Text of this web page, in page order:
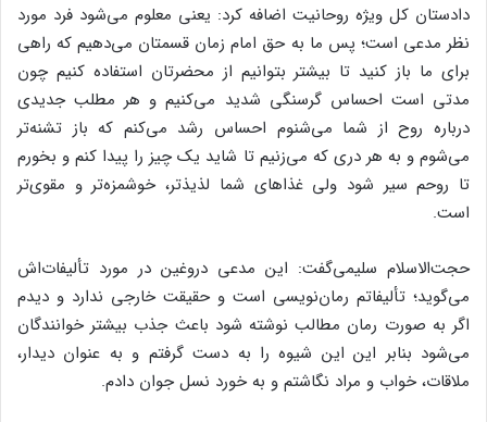
دادستان کل ویژه روحانیت اضافه کرد: یعنی معلوم می‌شود فرد مورد
نظر مدعی است؛ پس ما به حق امام زمان قسمتان می‌دهیم که راهی
برای ما باز کنید تا بیشتر بتوانیم از محضرتان استفاده کنیم چون
مدتی است احساس گرسنگی شدید می‌کنیم و هر مطلب جدیدی
درباره روح از شما می‌شنوم احساس رشد می‌کنم که باز تشنه‌تر
می‌شوم و به هر دری که می‌زنیم تا شاید یک چیز را پیدا کنم و بخورم
تا روحم سیر شود ولی غذاهای شما لذیذ‌تر، خوشمزه‌تر و مقوی‌تر
است.
حجت‌الاسلام سلیمی‌گفت: این مدعی دروغین در مورد تألیفات‌اش
می‌گوید؛ تألیفاتم رمان‌نویسی است و حقیقت خارجی ندارد و دیدم
اگر به صورت رمان مطالب نوشته شود باعث جذب بیشتر خوانندگان
می‌شود بنابر این این شیوه را به دست گرفتم و به عنوان دیدار،
ملاقات، خواب و مراد نگاشتم و به خورد نسل جوان دادم.